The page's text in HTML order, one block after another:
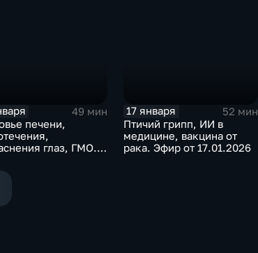
49 мин
печени,
глаз, ГМО.
17 января
52 мин
Птичий грипп, ИИ в
медицине, вакцина от
рака. Эфир от 17.01.2026